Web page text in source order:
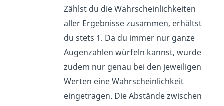
Zählst du die Wahrscheinlichkeiten
aller Ergebnisse zusammen, erhältst
du stets 1. Da du immer nur ganze
Augenzahlen würfeln kannst, wurde
zudem nur genau bei den jeweiligen
Werten eine Wahrscheinlichkeit
eingetragen. Die Abstände zwischen